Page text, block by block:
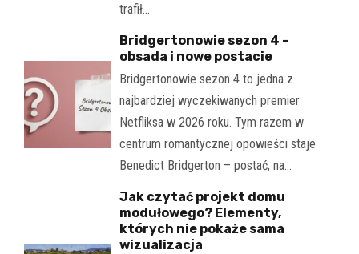
trafił…
Bridgertonowie sezon 4 –
obsada i nowe postacie
Bridgertonowie sezon 4 to jedna z
najbardziej wyczekiwanych premier
Netfliksa w 2026 roku. Tym razem w
centrum romantycznej opowieści staje
Benedict Bridgerton – postać, na…
Jak czytać projekt domu
modułowego? Elementy,
których nie pokaże sama
wizualizacja